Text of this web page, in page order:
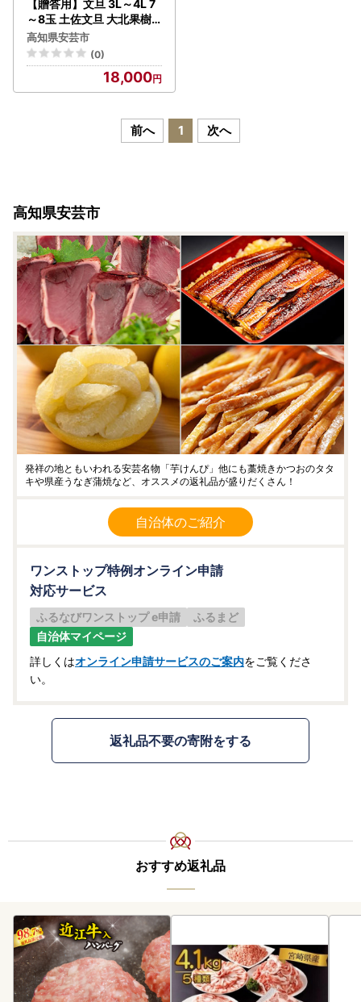
【贈答用】文旦 3L～4L 7
～8玉 土佐文旦 大北果樹
園
高知県安芸市
(0)
18,000
前へ 1 次へ
高知県安芸市
発祥の地ともいわれる安芸名物「芋けんぴ」他にも藁焼きかつおのタタ
キや県産うなぎ蒲焼など、オススメの返礼品が盛りだくさん！
自治体のご紹介
ワンストップ特例オンライン申請
対応サービス
ふるなびワンストップ e申請
ふるまど
自治体マイページ
詳しくはオンライン申請サービスのご案内をご覧くださ
い。
返礼品不要の寄附をする
おすすめ返礼品